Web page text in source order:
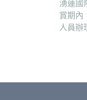
湧蓮國
賞期內
人員辦